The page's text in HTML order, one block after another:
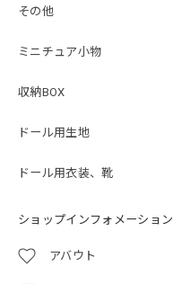
その他
ミニチュア小物
収納BOX
ドール用生地
ドール用衣装、靴
ショップインフォメーション
アバウト